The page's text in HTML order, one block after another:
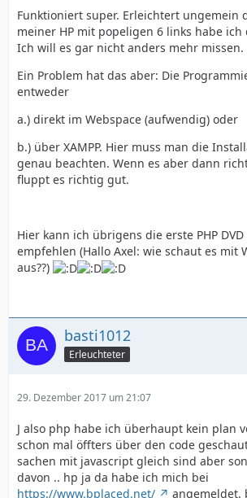
Funktioniert super. Erleichtert ungemein
meiner HP mit popeligen 6 links habe ich
Ich will es gar nicht anders mehr missen.
Ein Problem hat das aber: Die
entweder
a.) direkt im Webspace (aufwendig) oder
b.) über XAMPP. Hier muss man die
genau beachten. Wenn es aber dann
fluppt es richtig gut.
Hier kann ich übrigens die erste PHP
empfehlen (Hallo Axel: wie schaut es mit
aus??)
basti1012
Erleuchteter
29. Dezember 2017 um 21:07
J also php habe ich überhaupt kein plan
schon mal öffters über den code
sachen mit javascript gleich sind aber
davon .. hp ja da habe ich mich bei
https://www.bplaced.net/
angemeldet.